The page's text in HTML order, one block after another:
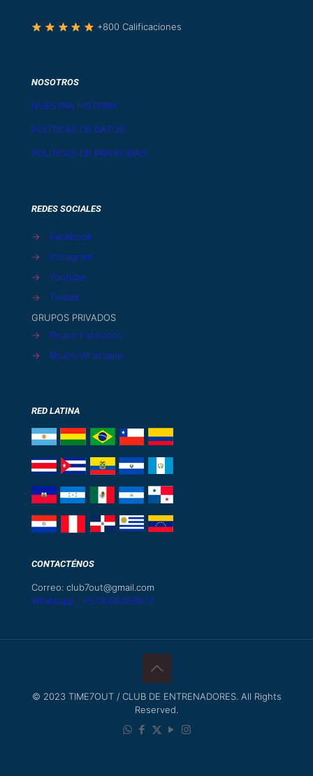
+800 Calificaciones
NOSOTROS
NUESTRA HISTORIA
POLÍTICAS DE DATOS
POLÍTICAS DE PRIVACIDAD
REDES SOCIALES
→
Facebook
→
Instagram
→
Youtube
→
Twitter
GRUPOS PRIVADOS
→
Grupo Facebook
→
Grupo Whatsapp
RED LATINA
CONTACTÉNOS
Correo: club7out@gmail.com
Whatsapp : +573006358973
© 2023 TIME7OUT / CLUB DE ENTRENADORES. All Rights
Reserved.